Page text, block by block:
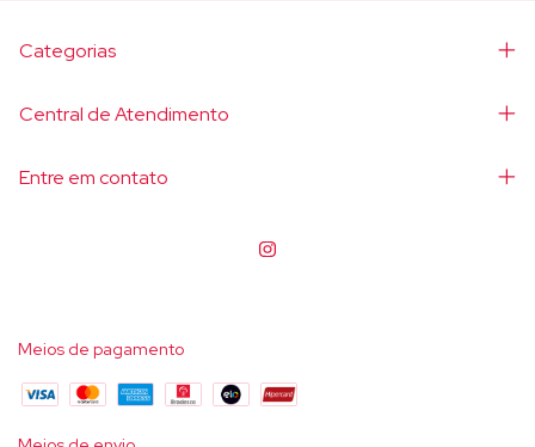
Categorias
Central de Atendimento
Entre em contato
Meios de pagamento